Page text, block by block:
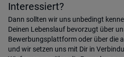
Interessiert?
Dann sollten wir uns unbedingt
Deinen Lebenslauf bevorzugt über
Bewerbungsplattform oder über die
und wir setzen uns mit Dir in